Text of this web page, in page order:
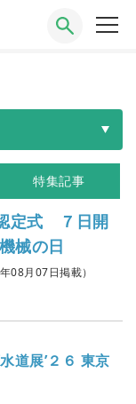
特集記事
定式 ７日開
械の日
08月07日掲載）
道展’２６ 東京